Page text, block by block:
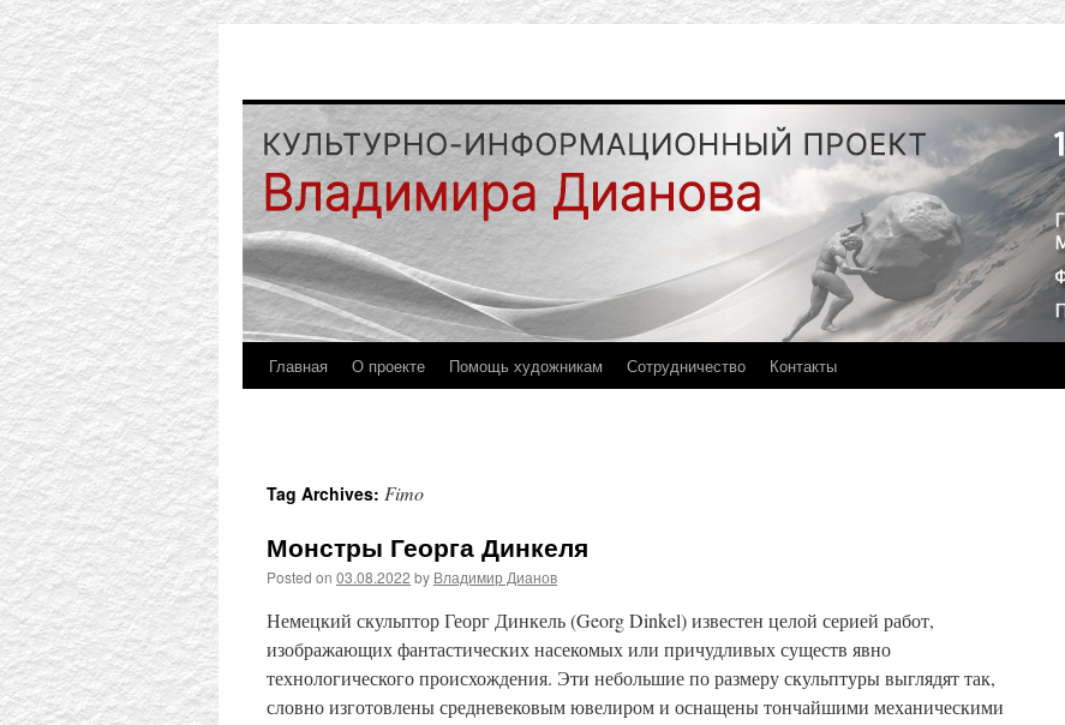
Главная О проекте Помощь художникам Сотрудничество Контакты
Tag Archives: Fimo
Монстры Георга Динкеля
Posted on 03.08.2022 by Владимир Дианов
Немецкий скульптор Георг Динкель (Georg Dinkel) известен целой серией работ,
изображающих фантастических насекомых или причудливых существ явно
технологического происхождения. Эти небольшие по размеру скульптуры выглядят так,
словно изготовлены средневековым ювелиром и оснащены тончайшими механическими